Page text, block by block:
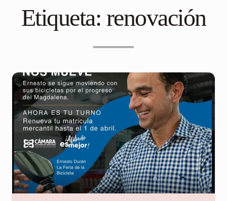
Etiqueta: renovación